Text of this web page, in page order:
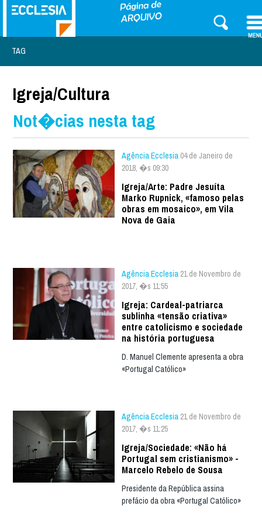
TAG
Igreja/Cultura
Not�cias nesta tag
Agência Ecclesia 04 de Janeiro de
2018, �s 09:30
Igreja/Arte: Padre Jesuíta
Marko Rupnick, «famoso pelas
obras em mosaico», em Vila
Nova de Gaia
Agência Ecclesia 21 de Novembro de
2017, �s 11:55
Igreja: Cardeal-patriarca
sublinha «tensão criativa»
entre catolicismo e sociedade
na história portuguesa
D. Manuel Clemente apresenta a obra
«Portugal Católico»
Agência Ecclesia 21 de Novembro de
2017, �s 11:25
Igreja/Sociedade: «Não há
Portugal sem cristianismo» -
Marcelo Rebelo de Sousa
Presidente da República assina
prefácio da obra «Portugal Católico»